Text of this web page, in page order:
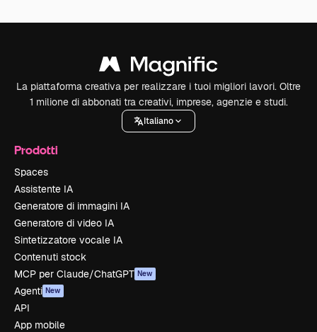
La piattaforma creativa per realizzare i tuoi migliori lavori. Oltre
1 milione di abbonati tra creativi, imprese, agenzie e studi.
Italiano
Prodotti
Spaces
Assistente IA
Generatore di immagini IA
Generatore di video IA
Sintetizzatore vocale IA
Contenuti stock
MCP per Claude/ChatGPT New
Agenti New
API
App mobile